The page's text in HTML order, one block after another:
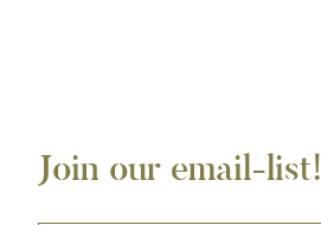
Join our email-list!